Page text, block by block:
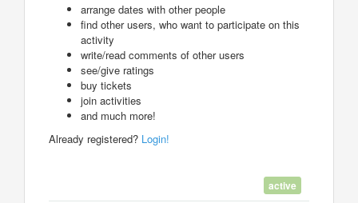
arrange dates with other people
find other users, who want to participate on this
activity
write/read comments of other users
see/give ratings
buy tickets
join activities
and much more!
Already registered? Login!
active